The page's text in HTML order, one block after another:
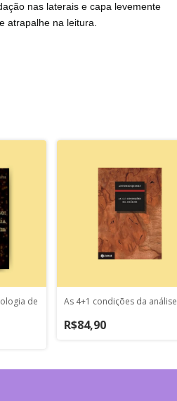
nas laterais e capa levemente
atrapalhe na leitura.
de As 4+1 condições da análise
R$84,90